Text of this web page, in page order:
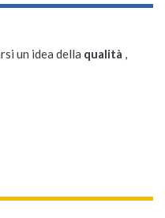
un idea della qualità ,